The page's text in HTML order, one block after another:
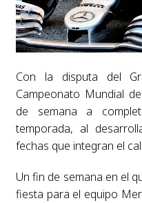
Con la disputa del
Campeonato Mundial
de semana a
temporada, al
fechas que integran el
Un fin de semana en el
fiesta para el equipo